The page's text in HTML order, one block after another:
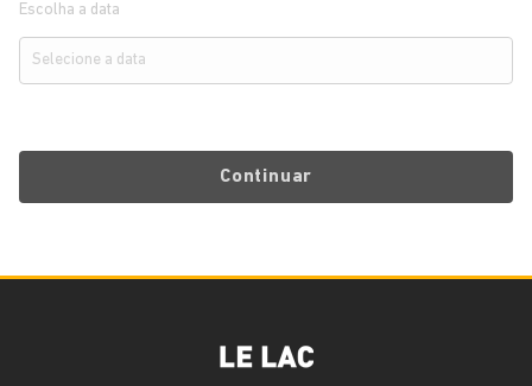
Escolha a data
Continuar